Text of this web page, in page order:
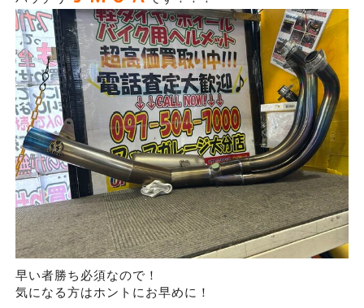
早い者勝ち必須なので！
気になる方はホントにお早めに！